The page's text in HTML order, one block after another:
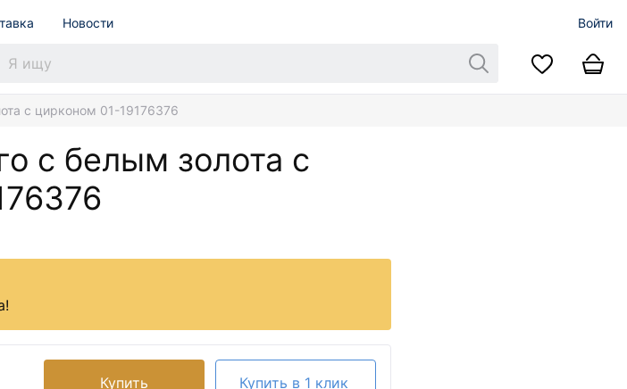
Новости Войти
с цирконом 01-19176376
с белым золота с
Купить Купить в 1 клик